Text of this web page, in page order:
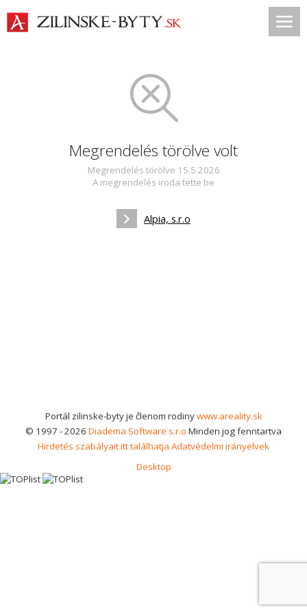
Megrendelés törölve volt
Megrendelés törölve 15.5.2026
A megrendelés iroda tette be
Alpia, s.r.o
Portál zilinske-byty je členom rodinywww.areality.sk
© 1997 - 2026 Diadema Software s.r.o Minden jog fenntartva
Hirdetés szabályait itt találhatja Adatvédelmi irányelvek
Desktop